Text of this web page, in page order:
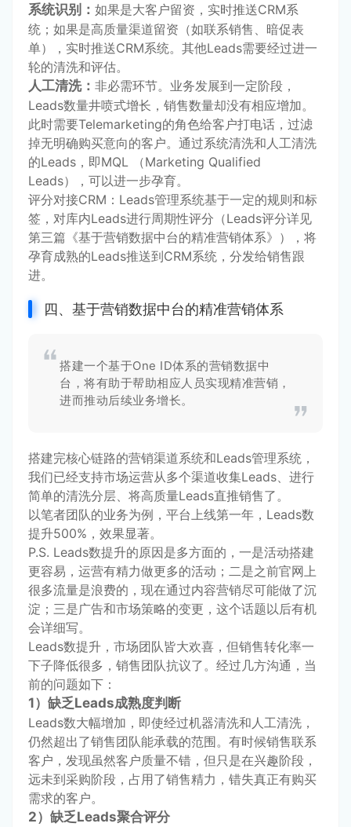
系统识别： 如果是大客户留资，实时推送CRM系
统；如果是高质量渠道留资（如联系销售、暗促表
单），实时推送CRM系统。其他Leads需要经过进一
轮的清洗和评估。
人工清洗： 非必需环节。业务发展到一定阶段，
Leads数量井喷式增长，销售数量却没有相应增加。
此时需要Telemarketing的角色给客户打电话，过滤
掉无明确购买意向的客户。通过系统清洗和人工清洗
的Leads，即MQL （Marketing Qualified
Leads），可以进一步孕育。
评分对接CRM：Leads管理系统基于一定的规则和标
签，对库内Leads进行周期性评分（Leads评分详见
第三篇《基于营销数据中台的精准营销体系》），将
孕育成熟的Leads推送到CRM系统，分发给销售跟
进。
四、基于营销数据中台的精准营销体系
搭建一个基于One ID体系的营销数据中
台，将有助于帮助相应人员实现精准营销，
进而推动后续业务增长。
搭建完核心链路的营销渠道系统和Leads管理系统，
我们已经支持市场运营从多个渠道收集Leads、进行
简单的清洗分层、将高质量Leads直推销售了。
以笔者团队的业务为例，平台上线第一年，Leads数
提升500%，效果显著。
P.S. Leads数提升的原因是多方面的，一是活动搭建
更容易，运营有精力做更多的活动；二是之前官网上
很多流量是浪费的，现在通过内容营销尽可能做了沉
淀；三是广告和市场策略的变更，这个话题以后有机
会详细写。
Leads数提升，市场团队皆大欢喜，但销售转化率一
下子降低很多，销售团队抗议了。经过几方沟通，当
前的问题如下：
1）缺乏Leads成熟度判断
Leads数大幅增加，即使经过机器清洗和人工清洗，
仍然超出了销售团队能承载的范围。有时候销售联系
客户，发现虽然客户质量不错，但只是在兴趣阶段，
远未到采购阶段，占用了销售精力，错失真正有购买
需求的客户。
2）缺乏Leads聚合评分